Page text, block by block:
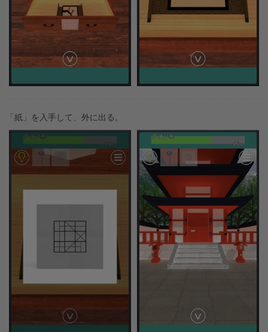
「紙」を入手して、外に出る。